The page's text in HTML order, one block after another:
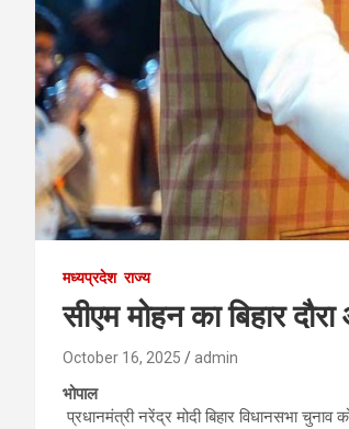
मध्यप्रदेश राज्य
सीएम मोहन का बिहार
October 16, 2025 admin
भोपाल
प्रधानमंत्री नरेंद्र मोदी बिहार विधानसभा